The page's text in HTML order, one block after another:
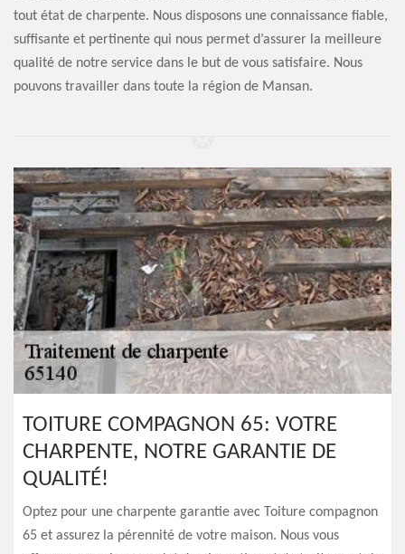
tout état de charpente. Nous disposons une connaissance fiable,
suffisante et pertinente qui nous permet d’assurer la meilleure
qualité de notre service dans le but de vous satisfaire. Nous
pouvons travailler dans toute la région de Mansan.
TOITURE COMPAGNON 65: VOTRE
CHARPENTE, NOTRE GARANTIE DE
QUALITÉ!
Optez pour une charpente garantie avec Toiture compagnon
65 et assurez la pérennité de votre maison. Nous vous